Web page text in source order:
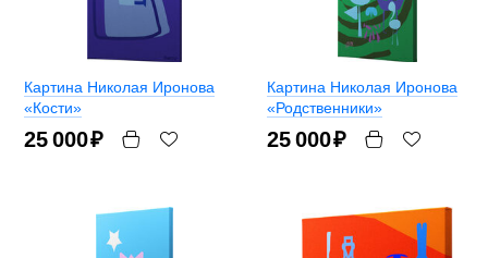
Картина Николая Иронова
«Кости»
25 000₽
Картина Николая Иронова
«Родственники»
25 000₽